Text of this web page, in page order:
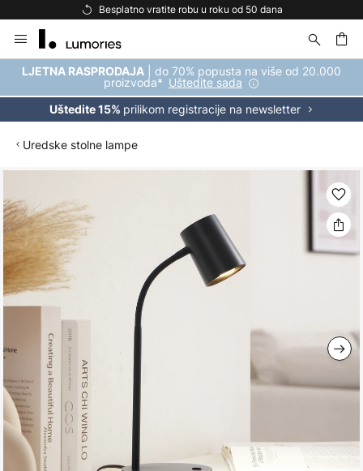
Besplatno vratite robu u roku od 50 dana
to
Content
LJETNA RASPRODAJA | do 70% popusta na više od 20.000
proizvoda* Uštedite sada
Uštedite 15% prilikom registracije na newsletter
Uredske stolne lampe
to
the
end
of
the
images